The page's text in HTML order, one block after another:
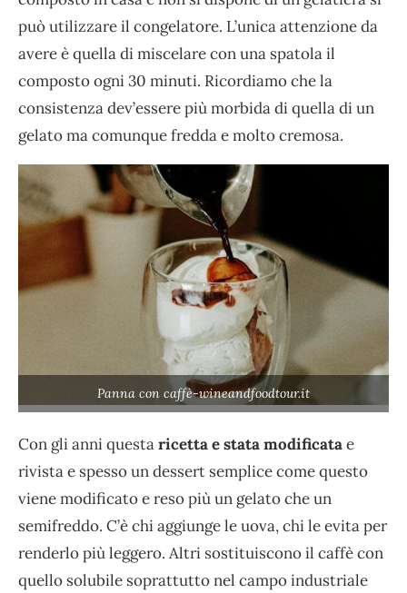
può utilizzare il congelatore. L’unica attenzione da
avere è quella di miscelare con una spatola il
composto ogni 30 minuti. Ricordiamo che la
consistenza dev’essere più morbida di quella di un
gelato ma comunque fredda e molto cremosa.
Panna con caffè-wineandfoodtour.it
Con gli anni questaricetta e stata modificatae
rivista e spesso un dessert semplice come questo
viene modificato e reso più un gelato che un
semifreddo. C’è chi aggiunge le uova, chi le evita per
renderlo più leggero. Altri sostituiscono il caffè con
quello solubile soprattutto nel campo industriale